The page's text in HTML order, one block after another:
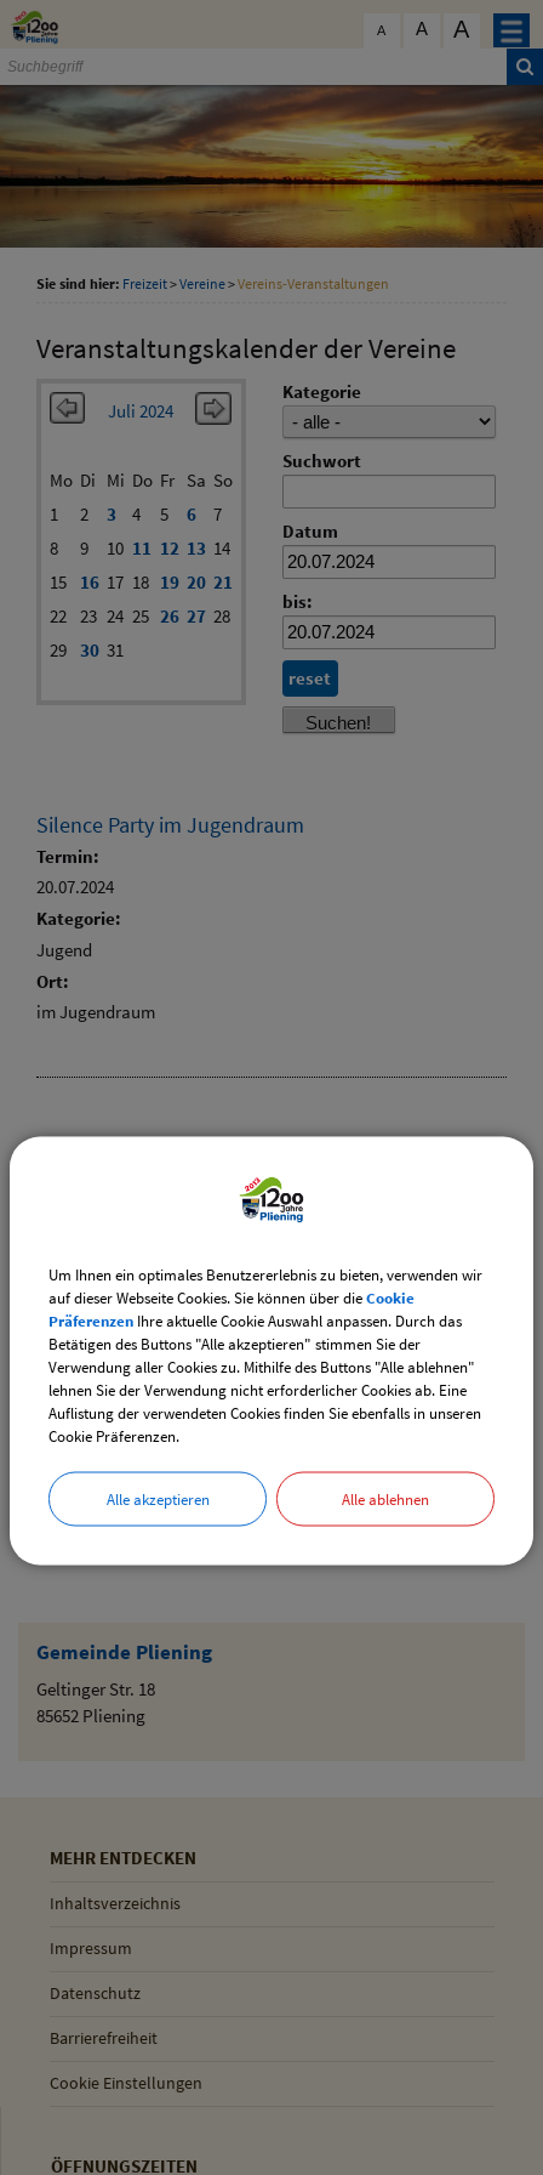
Zum Inhalt
A A A
Gemeinde Pliening
Geltinger Str. 18
85652 Pliening
Sie sind hier: Freizeit>Vereine>Vereins-Veranstaltungen
Veranstaltungskalender der Vereine
Juli 2024
Mo Di Mi Do Fr Sa So
1
2 3 4 5 6
7
8
9 10 11 12 13 14
15
16 17 18 19 20 21
22 23 24 25 26 27 28
29 30 31
Kategorie
Suchwort
Datum
bis:
reset
Silence Party im Jugendraum
Termin:
20.07.2024
Kategorie:
Jugend
Ort:
im Jugendraum
Vereinsangebote speziell für junge Leute
Downloads
Den gewählten Termin als VCS-Kalenderdatei
downloaden
Den gewählten Termin als iCal-Kalenderdatei
MEHR ENTDECKEN
Inhaltsverzeichnis
Impressum
Datenschutz
Barrierefreiheit
Cookie Einstellungen
ÖFFNUNGSZEITEN
Um Ihnen ein optimales Benutzererlebnis zu bieten, verwenden wir
auf dieser Webseite Cookies. Sie können über dieCookie
Präferenzen Ihre aktuelle Cookie Auswahl anpassen. Durch das
Betätigen des Buttons "Alle akzeptieren" stimmen Sie der
Verwendung aller Cookies zu. Mithilfe des Buttons "Alle ablehnen"
lehnen Sie der Verwendung nicht erforderlicher Cookies ab. Eine
Auflistung der verwendeten Cookies finden Sie ebenfalls in unseren
Cookie Präferenzen.
Alle akzeptieren Alle ablehnen
schließen